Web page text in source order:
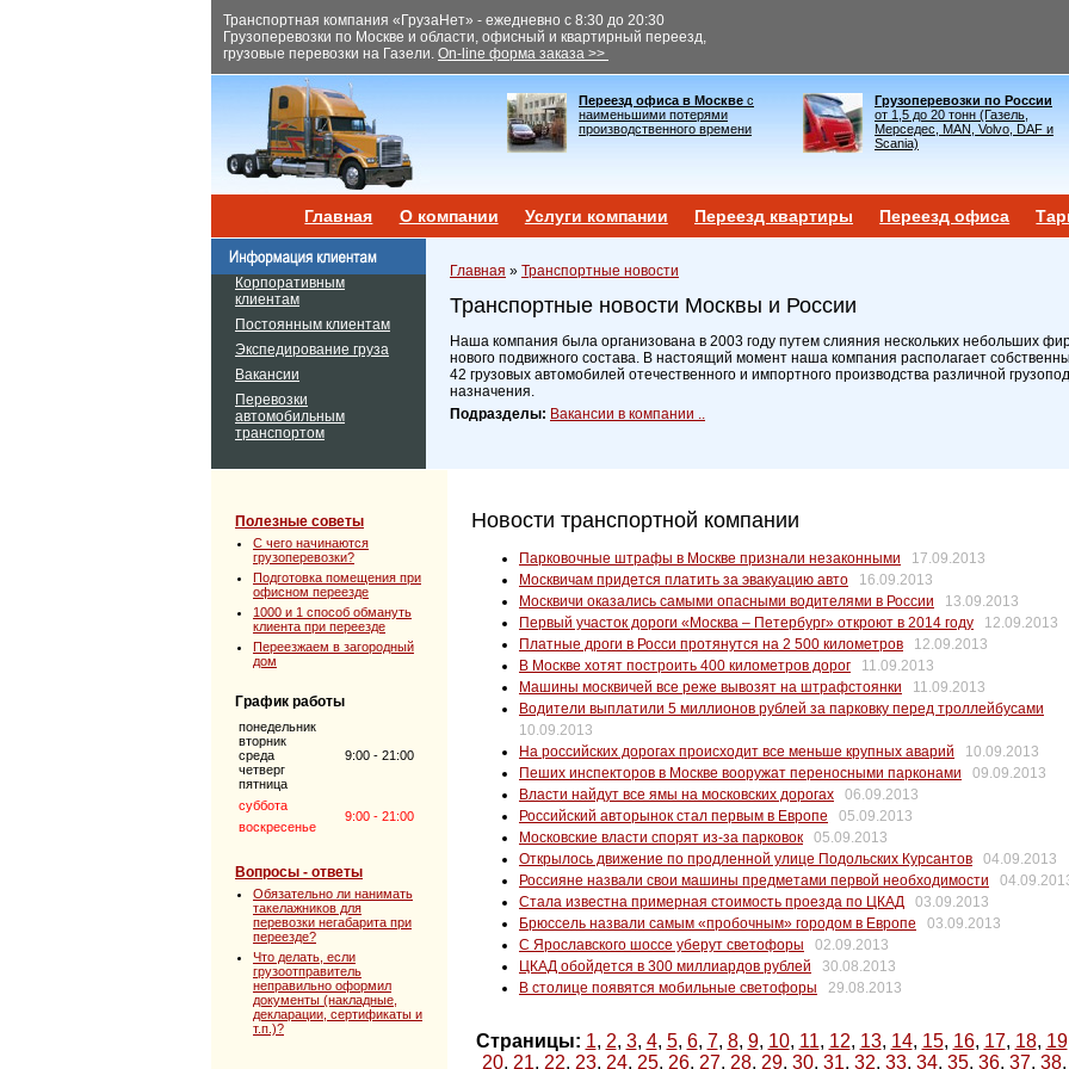
Транспортная компания «ГрузаНет» - ежедневно с 8:30 до 20:30
Грузоперевозки по Москве и области, офисный и квартирный переезд,
грузовые перевозки на Газели. On-line форма заказа >>
Переезд офиса в Москве с
наименьшими потерями
производственного времени
Грузоперевозки по России
от 1,5 до 20 тонн (Газель,
Мерседес, MAN, Volvo, DAF и
Scania)
Главная О компании Услуги компании Переезд квартиры Переезд офиса
Корпоративным
клиентам
Постоянным клиентам
Экспедирование груза
Вакансии
Перевозки
автомобильным
транспортом
Главная » Транспортные новости
Транспортные новости Москвы и России
Наша компания была организована в 2003 году путем слияния нескольких небольших
нового подвижного состава. В настоящий момент наша компания располагает
42 грузовых автомобилей отечественного и импортного производства различной
назначения.
Подразделы: Вакансии в компании ..
Полезные советы
C чего начинаются
грузоперевозки?
Подготовка помещения при
офисном переезде
1000 и 1 способ обмануть
клиента при переезде
Переезжаем в загородный
дом
График работы
понедельник
вторник
среда
четверг
пятница
9:00 - 21:00
суббота
9:00 - 21:00
воскресенье
Вопросы - ответы
Обязательно ли нанимать
такелажников для
перевозки негабарита при
переезде?
Что делать, если
грузоотправитель
неправильно оформил
документы (накладные,
декларации, сертификаты и
т.п.)?
Новости транспортной компании
Парковочные штрафы в Москве признали незаконными
17.09.2013
Москвичам придется платить за эвакуацию авто
16.09.2013
Москвичи оказались самыми опасными водителями в России
13.09.2013
Первый участок дороги «Москва – Петербург» откроют в 2014 году
12.09.2013
Платные дроги в Росси протянутся на 2 500 километров
12.09.2013
В Москве хотят построить 400 километров дорог
11.09.2013
Машины москвичей все реже вывозят на штрафстоянки
11.09.2013
Водители выплатили 5 миллионов рублей за парковку перед троллейбусами
10.09.2013
На российских дорогах происходит все меньше крупных аварий
10.09.2013
Пеших инспекторов в Москве вооружат переносными парконами
09.09.2013
Власти найдут все ямы на московских дорогах
06.09.2013
Российский авторынок стал первым в Европе
05.09.2013
Московские власти спорят из-за парковок
05.09.2013
Открылось движение по продленной улице Подольских Курсантов
04.09.2013
Россияне назвали свои машины предметами первой необходимости
Стала известна примерная стоимость проезда по ЦКАД
03.09.2013
Брюссель назвали самым «пробочным» городом в Европе
03.09.2013
С Ярославского шоссе уберут светофоры
02.09.2013
ЦКАД обойдется в 300 миллиардов рублей
30.08.2013
В столице появятся мобильные светофоры
29.08.2013
Страницы: 1, 2, 3, 4, 5, 6, 7, 8, 9, 10, 11, 12, 13, 14, 15, 16, 17, 18, 19
20, 21, 22, 23, 24, 25, 26, 27, 28, 29, 30, 31, 32, 33, 34, 35, 36, 37, 38,